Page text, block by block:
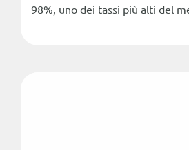
98%, uno dei tassi più alti del